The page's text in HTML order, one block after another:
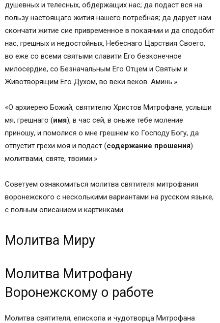
душевных и телесных, обдержащих нас; да подаст вся на
пользу настоящаго жития нашего потребная; да дарует нам
скончати житие сие привременное в покаянии и да сподобит
нас, грешных и недостойных, Небеснаго Царствия Своего,
во еже со всеми святыми славити Его безконечное
милосердие, со Безначальным Его Отцем и Святым и
Животворящим Его Духом, во веки веков. Аминь.»
«О архиерею Божий, святителю Христов Митрофане, услыши
мя, грешнаго (имя), в час сей, в оньже тебе моление
приношу, и помолися о мне грешнем ко Господу Богу, да
отпустит грехи моя и подаст (содержание прошения)
молитвами, святе, твоими.»
Советуем ознакомиться молитва святителя митрофания
воронежского с несколькими вариантами на русском языке,
с полным описанием и картинками.
Молитва Миру
Молитва Митрофану
Воронежскому о работе
Молитва святителя, епископа и чудотворца Митрофана